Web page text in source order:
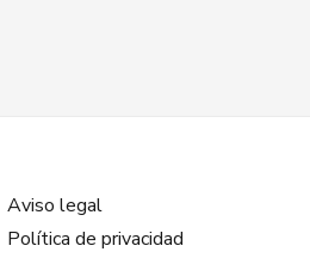
Aviso legal
Política de privacidad